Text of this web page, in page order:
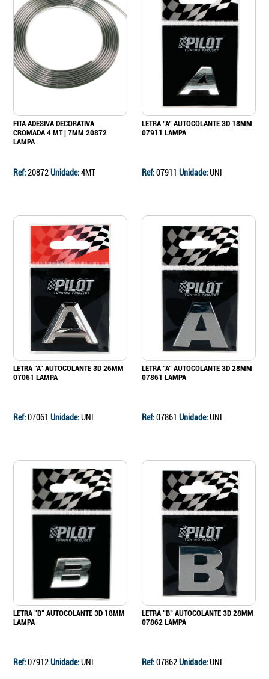
FITA ADESIVA DECORATIVA
CROMADA 4 MT | 7MM 20872
LAMPA
Ref:20872Unidade:4MT
LETRA "A" AUTOCOLANTE 3D 18MM
07911 LAMPA
Ref:07911 Unidade:UNI
LETRA "A" AUTOCOLANTE 3D 26MM
07061 LAMPA
Ref:07061 Unidade:UNI
LETRA "A" AUTOCOLANTE 3D 28MM
07861 LAMPA
Ref:07861 Unidade:UNI
LETRA "B" AUTOCOLANTE 3D 18MM
LAMPA
Ref:07912Unidade:UNI
LETRA "B" AUTOCOLANTE 3D 28MM
07862 LAMPA
Ref:07862Unidade:UNI